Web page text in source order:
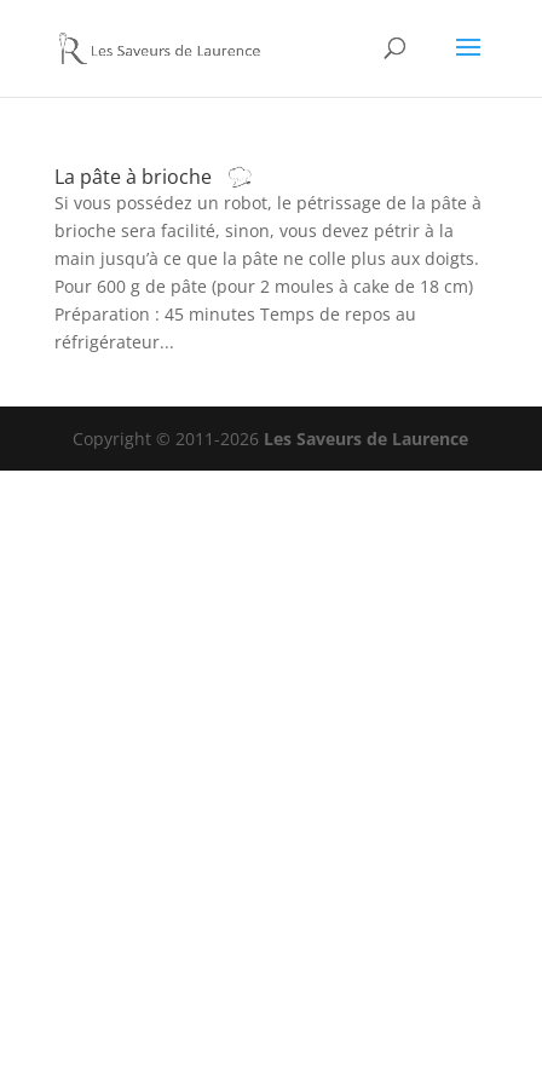
La pâte à brioche
Si vous possédez un robot, le pétrissage de la pâte à
brioche sera facilité, sinon, vous devez pétrir à la
main jusqu’à ce que la pâte ne colle plus aux doigts.
Pour 600 g de pâte (pour 2 moules à cake de 18 cm)
Préparation : 45 minutes Temps de repos au
réfrigérateur...
Copyright © 2011-2026 Les Saveurs de Laurence